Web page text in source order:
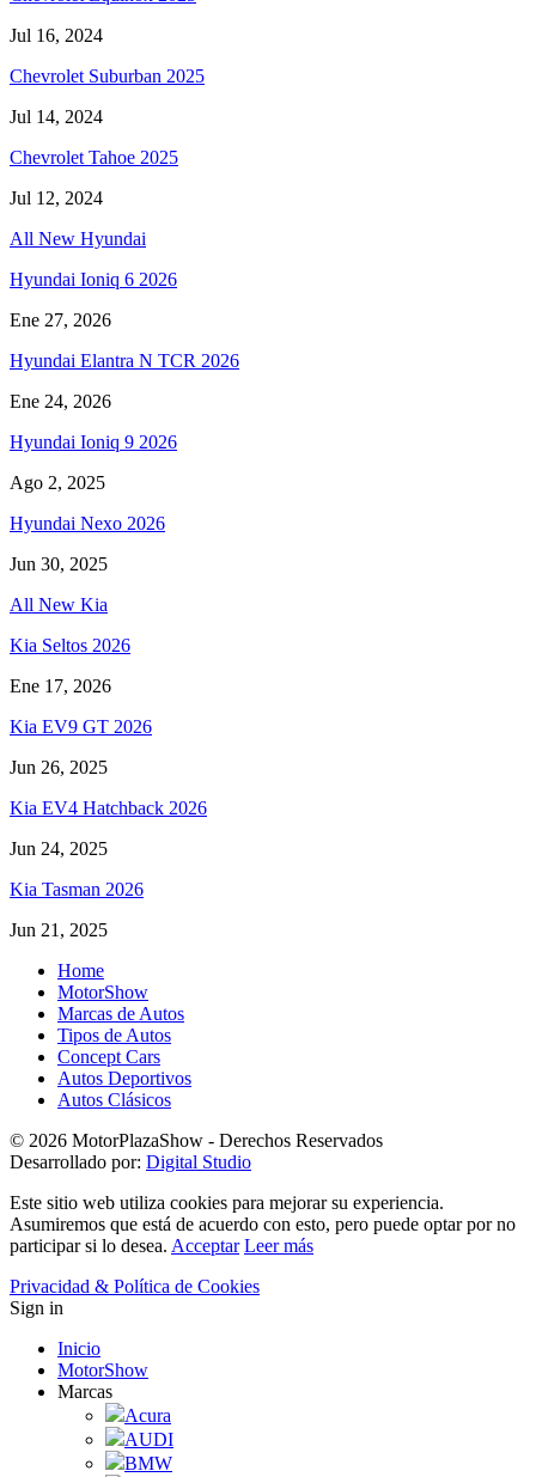
Jul 16, 2024
Chevrolet Suburban 2025
Jul 14, 2024
Chevrolet Tahoe 2025
Jul 12, 2024
All New Hyundai
Hyundai Ioniq 6 2026
Ene 27, 2026
Hyundai Elantra N TCR 2026
Ene 24, 2026
Hyundai Ioniq 9 2026
Ago 2, 2025
Hyundai Nexo 2026
Jun 30, 2025
All New Kia
Kia Seltos 2026
Ene 17, 2026
Kia EV9 GT 2026
Jun 26, 2025
Kia EV4 Hatchback 2026
Jun 24, 2025
Kia Tasman 2026
Jun 21, 2025
Home
MotorShow
Marcas de Autos
Tipos de Autos
Concept Cars
Autos Deportivos
Autos Clásicos
© 2026 MotorPlazaShow - Derechos Reservados
Desarrollado por: Digital Studio
Este sitio web utiliza cookies para mejorar su experiencia.
Asumiremos que está de acuerdo con esto, pero puede optar por no
participar si lo desea. Acceptar Leer más
Privacidad & Política de Cookies
Sign in
Inicio
MotorShow
Marcas
Acura
AUDI
BMW